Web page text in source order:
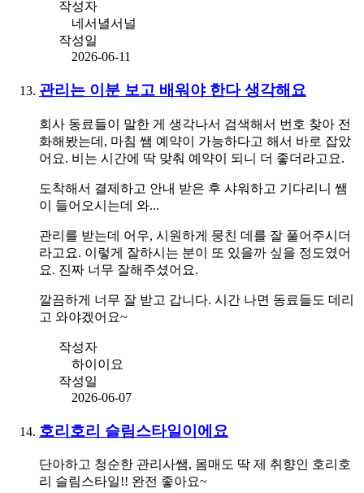
작성자
네서녈서널
작성일
2026-06-11
관리는 이분 보고 배워야 한다 생각해요
회사 동료들이 말한 게 생각나서 검색해서 번호 찾아 전
화해봤는데, 마침 쌤 예약이 가능하다고 해서 바로 잡았
어요. 비는 시간에 딱 맞춰 예약이 되니 더 좋더라고요.
도착해서 결제하고 안내 받은 후 샤워하고 기다리니 쌤
이 들어오시는데 와...
관리를 받는데 어우, 시원하게 뭉친 데를 잘 풀어주시더
라고요. 이렇게 잘하시는 분이 또 있을까 싶을 정도였어
요. 진짜 너무 잘해주셨어요.
깔끔하게 너무 잘 받고 갑니다. 시간 나면 동료들도 데리
고 와야겠어요~
작성자
하이이요
작성일
2026-06-07
호리호리 슬림스타일이에요
단아하고 청순한 관리사쌤, 몸매도 딱 제 취향인 호리호
리 슬림스타일!! 완전 좋아요~